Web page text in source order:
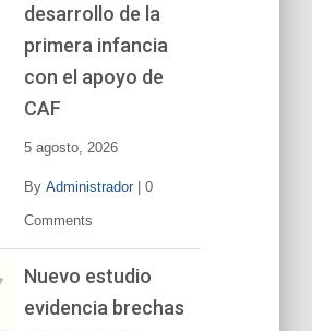
desarrollo de la
primera infancia
con el apoyo de
CAF
5 agosto, 2026
By Administrador| 0
Comments
Nuevo estudio
evidencia brechas